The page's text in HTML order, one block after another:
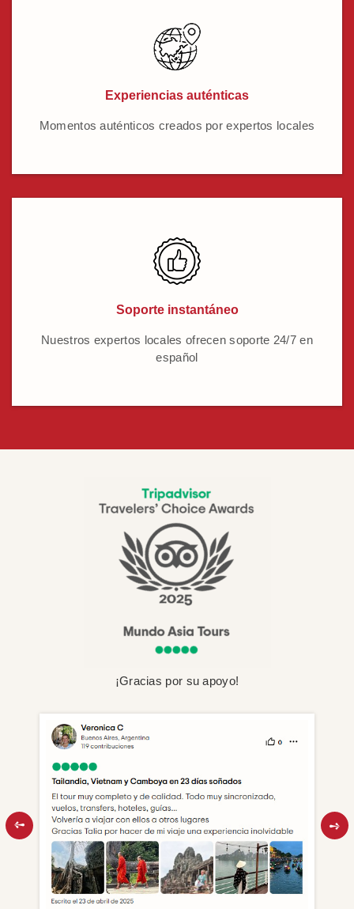
Experiencias auténticas
Momentos auténticos creados por expertos locales
Soporte instantáneo
Nuestros expertos locales ofrecen soporte 24/7 en
español
¡Gracias por su apoyo!